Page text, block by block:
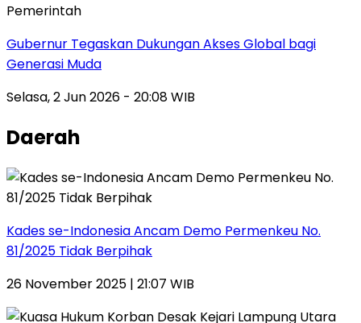
Pemerintah
Gubernur Tegaskan Dukungan Akses Global bagi
Generasi Muda
Selasa, 2 Jun 2026 - 20:08 WIB
Daerah
Kades se-Indonesia Ancam Demo Permenkeu No.
81/2025 Tidak Berpihak
26 November 2025 | 21:07 WIB